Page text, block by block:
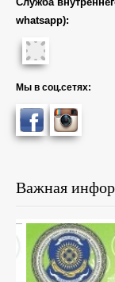
whatsapp):
Мы в соц.сетях:
Важная